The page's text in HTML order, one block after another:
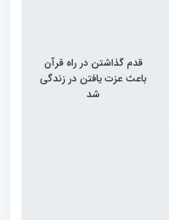
قدم گذاشتن در راه قرآن
باعث عزت یافتن در زندگی
شد